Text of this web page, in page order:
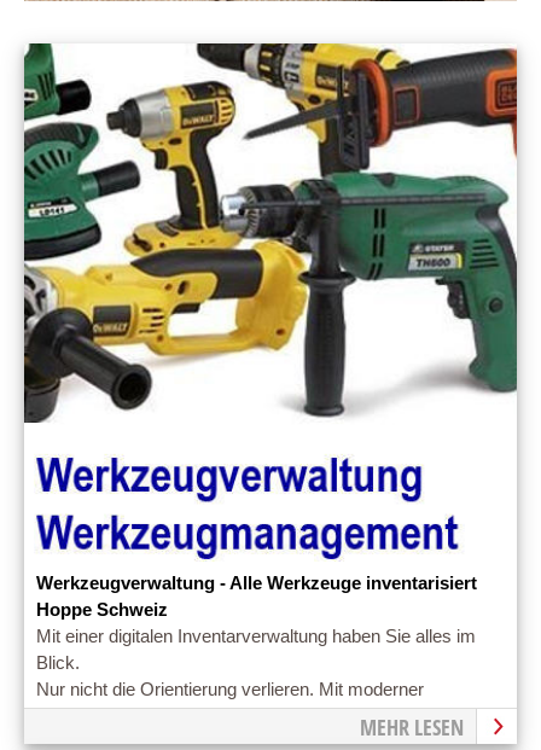
Werkzeugverwaltung - Alle Werkzeuge inventarisiert
Hoppe Schweiz
Mit einer digitalen Inventarverwaltung haben Sie alles im
Blick.
Nur nicht die Orientierung verlieren. Mit moderner
Werkzeugsoftware den Werkzeugbestand verwalten.
MEHR LESEN